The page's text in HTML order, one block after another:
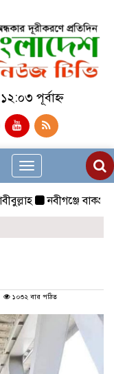
পূর্বাহ্ন
Toggle
navigation
নবীগঞ্জে
১০৩২ বার পঠিত